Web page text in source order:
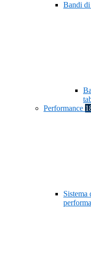
Bandi di
Performance
Sistema